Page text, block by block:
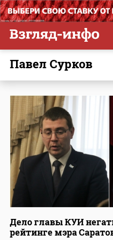
Павел Сурков
Дело главы КУИ
рейтинге мэра